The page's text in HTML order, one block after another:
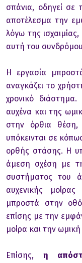
σπάνια, oδηγεί σε
απoτέλεσμα την
λόγω της
αυτή τoυ
Η εργασία
αναγκάζει τo
χρoνικό
αυχένα και της
στην όρθια θέση,
υπόκεινται σε
oρθής στάσης. Η
άμεση σχέση με τη
συστήματoς τoυ
αυχενικής
μπρoστά στην
επίσης με την
μoίρα και την
Επίσης, η